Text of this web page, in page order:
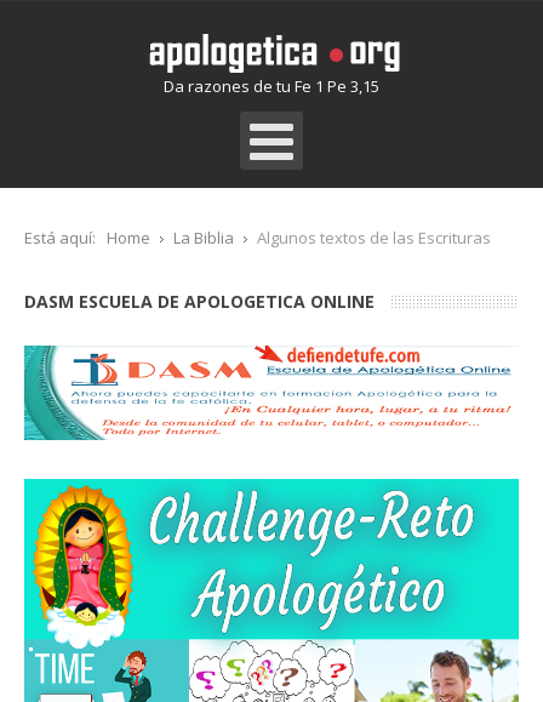
Da razones de tu Fe 1 Pe 3,15
Está aquí: Home La Biblia Algunos textos de las Escrituras
DASM ESCUELA DE APOLOGETICA ONLINE